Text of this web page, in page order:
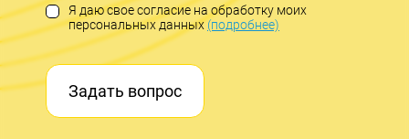
Я даю свое согласие на обработку моих
персональных данных(подробнее)
Задать вопрос